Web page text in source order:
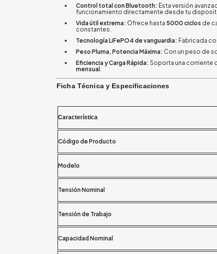
Control total con Bluetooth: Esta versión
funcionamiento directamente desde tu
Vida útil extrema: Ofrece hasta 5000 ciclos de
constantes.
Tecnología LiFePO4 de vanguardia: Fabricada
Peso Pluma, Potencia Máxima: Con un peso de
Eficiencia y Carga Rápida: Soporta una corriente
mensual
Ficha Técnica y Especificaciones
Característica
Código de Producto
Modelo
Tensión Nominal
Tensión de Trabajo
Capacidad Nominal